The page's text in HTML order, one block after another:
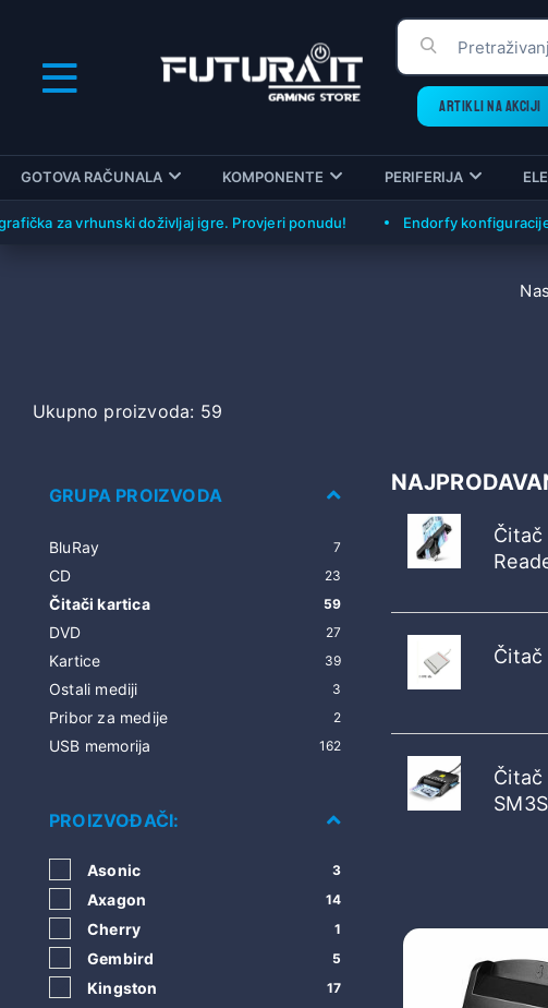
ARTIKLI NA AKCIJI
GOTOVA RAČUNALA KOMPONENTE PERIFERIJA
za vrhunski doživljaj igre. Provjeri ponudu! Endorfy konfiguracije -
Ukupno proizvoda: 59
GRUPA PROIZVODA
BluRay 7
CD 23
Čitači kartica 59
DVD 27
Kartice 39
Ostali mediji 3
Pribor za medije 2
USB memorija 162
PROIZVOĐAČI:
Asonic 3
Axagon 14
Cherry 1
Gembird 5
Kingston 17
Čitač
Čitač
Čitač